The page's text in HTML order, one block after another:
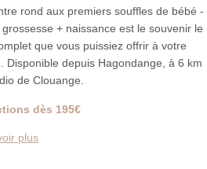
rond aux premiers souffles de bébé -
grossesse + naissance est le souvenir le
que vous puissiez offrir à votre
Disponible depuis Hagondange, à 6 km
de Clouange.
dès 195€
plus